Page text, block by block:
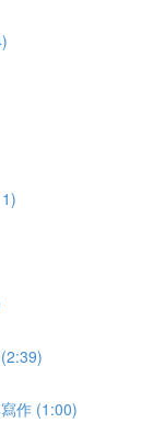
作 (1:00)